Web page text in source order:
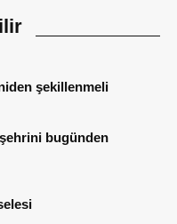
şekillenmeli
bugünden